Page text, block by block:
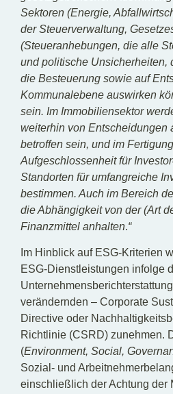
Sektoren (Energie,
der Steuerverwaltung,
(Steueranhebungen, die alle
und politische Unsicherheiten,
die Besteuerung sowie auf
Kommunalebene auswirken
sein. Im Immobiliensektor
weiterhin von Entscheidungen
betroffen sein, und im
Aufgeschlossenheit für
Standorten für umfangreiche
bestimmen. Auch im Bereich
die Abhängigkeit von der (Art
Finanzmittel anhalten.“
Im Hinblick auf ESG-Kriterien
ESG-Dienstleistungen infolge
verändernden – Corporate
Directive oder
Richtlinie (CSRD) zunehmen.
(Environment, Social,
Sozial- und
einschließlich der Achtung der